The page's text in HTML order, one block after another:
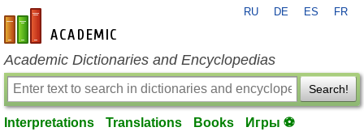
en-academic.com
RU DE ES FR
Academic Dictionaries and Encyclopedias
Search!
Interpretations Translations Books Игры ⚽